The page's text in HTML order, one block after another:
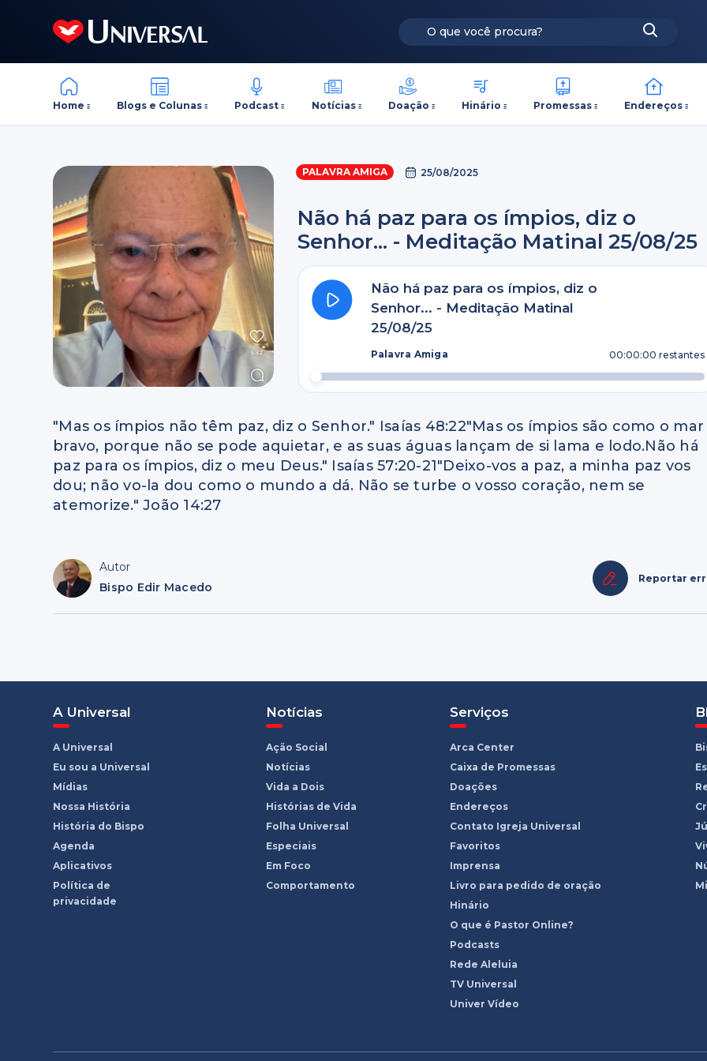
Home Blogs e Colunas Podcast Notícias Doação Hinário Promessas Endereços
PALAVRA AMIGA 25/08/2025
Não há paz para os ímpios, diz o
Senhor... - Meditação Matinal 25/08/25
Não há paz para os ímpios, diz o
Senhor... - Meditação Matinal
25/08/25
Palavra Amiga 00:00:00 restantes
"Mas os ímpios não têm paz, diz o Senhor." Isaías 48:22"Mas os ímpios são como o mar
bravo, porque não se pode aquietar, e as suas águas lançam de si lama e lodo.Não há
paz para os ímpios, diz o meu Deus." Isaías 57:20-21"Deixo-vos a paz, a minha paz vos
dou; não vo-la dou como o mundo a dá. Não se turbe o vosso coração, nem se
atemorize." João 14:27
Autor
Bispo Edir Macedo
Reportar
A Universal
A Universal
Eu sou a Universal
Mídias
Nossa História
História do Bispo
Agenda
Aplicativos
Política de
privacidade
Notícias
Ação Social
Notícias
Vida a Dois
Histórias de Vida
Folha Universal
Especiais
Em Foco
Comportamento
Serviços
Arca Center
Caixa de Promessas
Doações
Endereços
Contato Igreja Universal
Favoritos
Imprensa
Livro para pedido de oração
Hinário
O que é Pastor Online?
Podcasts
Rede Aleluia
TV Universal
Univer Vídeo